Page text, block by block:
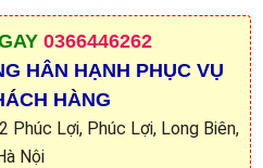
0366446262
HÂN HẠNH PHỤC VỤ
HÀNG
Phúc Lợi, Phúc Lợi, Long Biên,
Nội